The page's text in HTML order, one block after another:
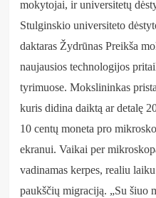
mokytojai, ir universitetų
Stulginskio universiteto
daktaras Žydrūnas Preikša
naujausios technologijos
tyrimuose. Mokslininkas
kuris didina daiktą ar detalę
10 centų moneta pro
ekranui. Vaikai per
vadinamas kerpes, realiu
paukščių migraciją. „Su šiuo